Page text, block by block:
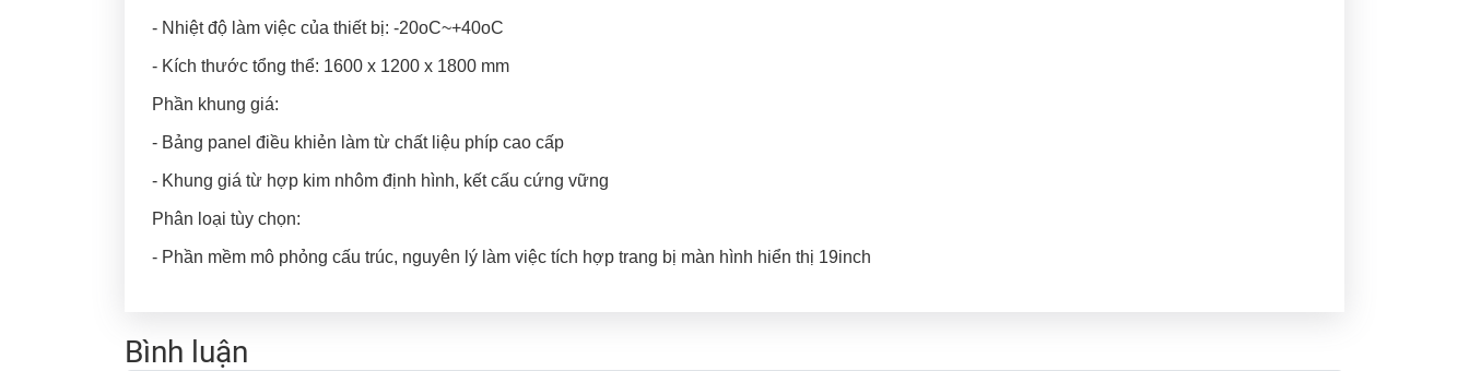
- Nhiệt độ làm việc của thiết bị: -20oC~+40oC
- Kích thước tổng thể: 1600 x 1200 x 1800 mm
Phần khung giá:
- Bảng panel điều khiẻn làm từ chất liệu phíp cao cấp
- Khung giá từ hợp kim nhôm định hình, kết cấu cứng vững
Phân loại tùy chọn:
- Phần mềm mô phỏng cấu trúc, nguyên lý làm việc tích hợp trang bị màn hình hiển thị 19inch
Bình luận